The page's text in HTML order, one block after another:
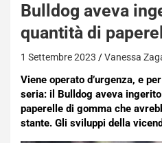
Bulldog aveva
quantità di
1 Settembre 2023 Vanessa
Viene operato d’urgenza, e
seria: il Bulldog aveva
paperelle di gomma che
stante. Gli sviluppi della